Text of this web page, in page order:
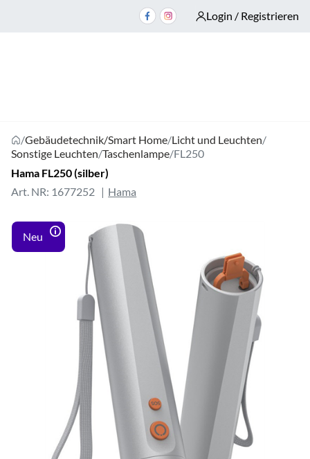
Login / Registrieren
/Gebäudetechnik/Smart Home/Licht und Leuchten/
Sonstige Leuchten/Taschenlampe/FL250
Hama FL250 (silber)
Art. NR: 1677252
Hama
Neu